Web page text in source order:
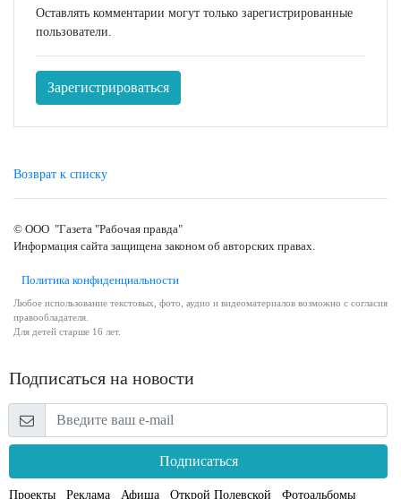
Оставлять комментарии могут только зарегистрированные
пользователи.
Зарегистрироваться
Возврат к списку
© ООО "Газета "Рабочая правда"
Информация сайта защищена законом об авторских правах.
Политика конфиденциальности
Любое использование текстовых, фото, аудио и видеоматериалов возможно с согласия
правообладателя.
Для детей старше 16 лет.
Подписаться на новости
Подписаться
Проекты Реклама Афиша Открой Полевской Фотоальбомы